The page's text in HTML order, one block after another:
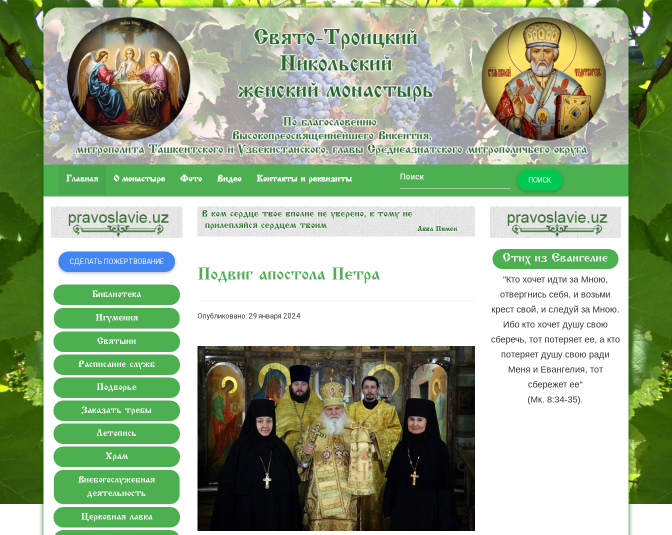
Главная O монастыре Фото Видео Контакты и реквизиты ПОИСК
СДЕЛАТЬ ПОЖЕРТВОВАНИЕ
Библиотека
Игумения
Святыни
Расписание служб
Подворье
Заказать требы
Летопись
Храм
Внебогослужебная
деятельность
Церковная лавка
Подвиг апостола Петра
Опубликовано: 29 января 2024
Стих из Евангелие
"Кто хочет идти за Мною,
отвергнись себя, и возьми
крест свой, и следуй за Мною.
Ибо кто хочет душу свою
сберечь, тот потеряет ее, а кто
потеряет душу свою ради
Меня и Евангелия, тот
сбережет ее"
(Мк. 8:34-35).